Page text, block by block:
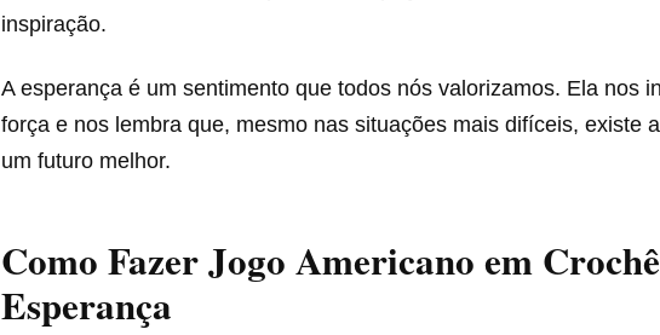
inspiração.
A esperança é um sentimento que todos nós valorizamos. Ela nos
força e nos lembra que, mesmo nas situações mais difíceis, existe
um futuro melhor.
Como Fazer Jogo Americano em Crochê
Esperança